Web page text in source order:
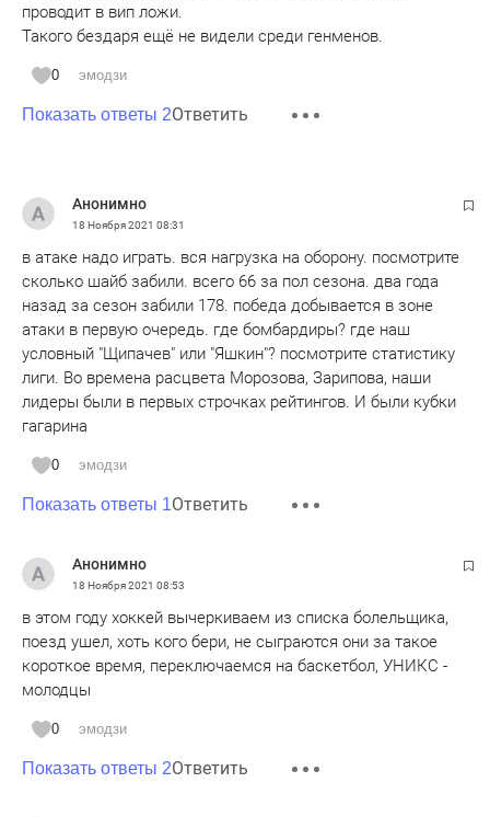
проводит в вип ложи.
Такого бездаря ещё не видели среди генменов.
0 эмодзи
Показать ответы 2Ответить
Анонимно
18 Ноября 2021 08:31
в атаке надо играть. вся нагрузка на оборону. посмотрите
сколько шайб забили. всего 66 за пол сезона. два года
назад за сезон забили 178. победа добывается в зоне
атаки в первую очередь. где бомбардиры? где наш
условный "Щипачев" или "Яшкин"? посмотрите статистику
лиги. Во времена расцвета Морозова, Зарипова, наши
лидеры были в первых строчках рейтингов. И были кубки
гагарина
0 эмодзи
Показать ответы 1Ответить
Анонимно
18 Ноября 2021 08:53
в этом году хоккей вычеркиваем из списка болельщика,
поезд ушел, хоть кого бери, не сыграются они за такое
короткое время, переключаемся на баскетбол, УНИКС -
молодцы
0 эмодзи
Показать ответы 2Ответить